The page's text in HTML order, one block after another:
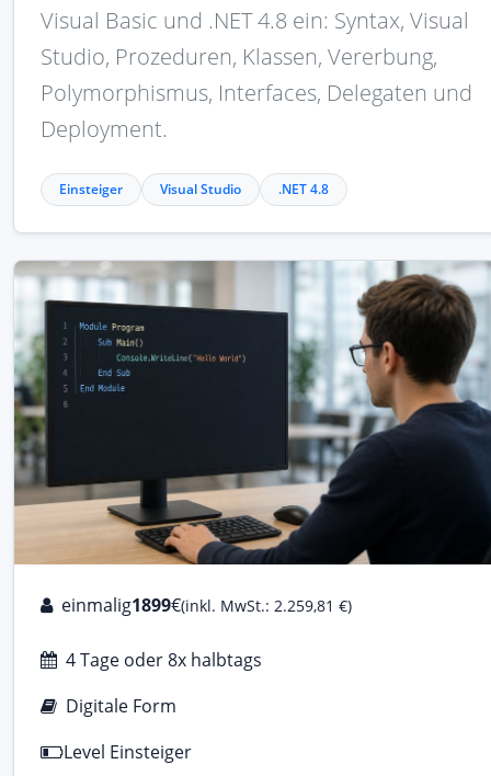
Visual Basic und .NET 4.8 ein: Syntax, Visual
Studio, Prozeduren, Klassen, Vererbung,
Polymorphismus, Interfaces, Delegaten und
Deployment.
Einsteiger Visual Studio .NET 4.8
einmalig1899€(inkl. MwSt.: 2.259,81 €)
4 Tage oder 8x halbtags
Digitale Form
Level Einsteiger